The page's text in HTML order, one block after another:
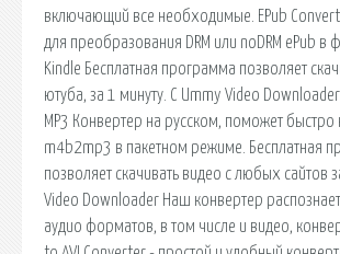
включающий все необходимые. EPub
для преобразования DRM или noDRM ePub в
Kindle Бесплатная программа позволяет
ютуба, за 1 минуту. С Ummy Video
MP3 Конвертер на русском, поможет быстро
m4b2mp3 в пакетном режиме. Бесплатная
позволяет скачивать видео с любых сайтов
Video Downloader Наш конвертер
аудио форматов, в том числе и видео,